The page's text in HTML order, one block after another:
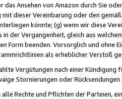
das Ansehen von Amazon durch Sie
mit dieser Vereinbarung oder den
könnte; (g) wenn wir diese
der Vergangenheit, gleich aus
Form beenden. Vorsorglich und ohne
als erheblicher Verstoß
Vergütungen nach einer
Stornierungen oder Rücksendungen
Rechte und Pflichten der Parteien,